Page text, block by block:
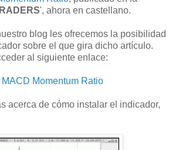
', ahora en castellano.
blog les ofrecemos la posibilidad
sobre el que gira dicho artículo.
al siguiente enlace:
Momentum Ratio
acerca de cómo instalar el indicador,